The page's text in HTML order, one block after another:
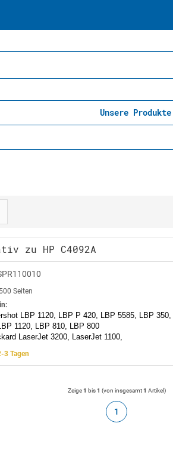
Unsere Produkte
zu HP C4092A
Seiten
LBP 1120, LBP P 420, LBP 5585, LBP 350,
1120, LBP 810, LBP 800
LaserJet 3200, LaserJet 1100,
3 Tagen
Zeige1 bis1 (von insgesamt1 Artikel)
1